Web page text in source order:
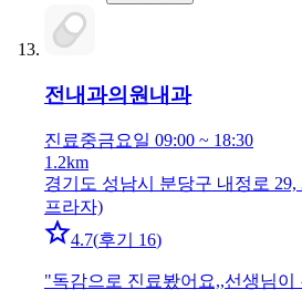
전내과의원 내과
진료중금요일 09:00 ~ 18:30
1.2km
경기도 성남시 분당구 내정로 29,
프라자)
4.7(후기 16)
"독감으로 진료봤어요,,선생님이